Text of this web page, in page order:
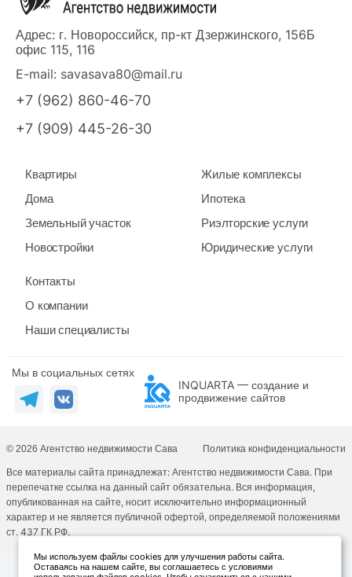
Адрес: г. Новороссийск, пр-кт Дзержинского, 156Б
офис 115, 116
E-mail: savasava80@mail.ru
+7 (962) 860-46-70
+7 (909) 445-26-30
Квартиры
Дома
Земельный участок
Новостройки
Жилые комплексы
Ипотека
Риэлторские услуги
Юридические услуги
Контакты
О компании
Наши специалисты
Мы в социальных сетях
INQUARTA — создание и
продвижение сайтов
© 2026 Агентство недвижимости Сава Политика конфиденциальности
Все материалы сайта принадлежат: Агентство недвижимости Сава. При
перепечатке ссылка на данный сайт обязательна. Вся информация,
опубликованная на сайте, носит исключительно информационный
характер и не является публичной офертой, определяемой положениями
ст. 437 ГК РФ.
Мы используем файлы cookies для улучшения работы сайта.
Оставаясь на нашем сайте, вы соглашаетесь с условиями